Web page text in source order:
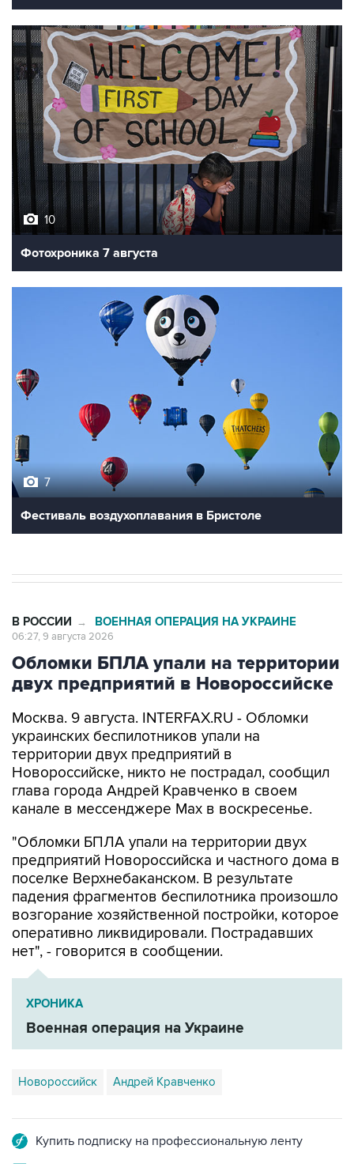
10
Фотохроника 7 августа
7
Фестиваль воздухоплавания в Бристоле
В РОССИИ → ВОЕННАЯ ОПЕРАЦИЯ НА УКРАИНЕ
06:27, 9 августа 2026
Обломки БПЛА упали на территории
двух предприятий в Новороссийске
Москва. 9 августа. INTERFAX.RU - Обломки
украинских беспилотников упали на
территории двух предприятий в
Новороссийске, никто не пострадал, сообщил
глава города Андрей Кравченко в своем
канале в мессенджере Max в воскресенье.
"Обломки БПЛА упали на территории двух
предприятий Новороссийска и частного дома в
поселке Верхнебаканском. В результате
падения фрагментов беспилотника произошло
возгорание хозяйственной постройки, которое
оперативно ликвидировали. Пострадавших
нет", - говорится в сообщении.
ХРОНИКА
Военная операция на Украине
Новороссийск Андрей Кравченко
Купить подписку на профессиональную ленту